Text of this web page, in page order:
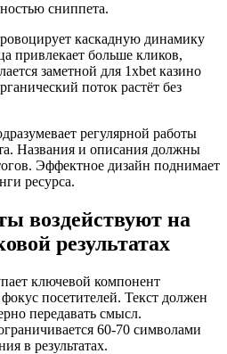
сниппета.
каскадную динамику
привлекает больше кликов,
заметной для 1xbet казино
поток растёт без
регулярной работы
Названия и описания должны
Эффектное дизайн поднимает
ресурса.
воздействуют на
результатах
ключевой компонент
посетителей. Текст должен
передавать смысл.
60-70 символами
в результатах.